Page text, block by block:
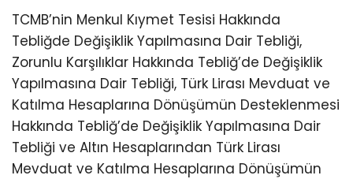
TCMB’nin Menkul Kıymet Tesisi Hakkında
Tebliğde Değişiklik Yapılmasına Dair Tebliği,
Zorunlu Karşılıklar Hakkında Tebliğ’de Değişiklik
Yapılmasına Dair Tebliği, Türk Lirası Mevduat ve
Katılma Hesaplarına Dönüşümün Desteklenmesi
Hakkında Tebliğ’de Değişiklik Yapılmasına Dair
Tebliği ve Altın Hesaplarından Türk Lirası
Mevduat ve Katılma Hesaplarına Dönüşümün